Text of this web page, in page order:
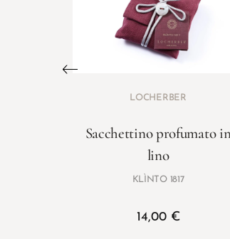
LOCHERBER
Sacchettino profumato
lino
KLÌNTO 1817
14,00 €